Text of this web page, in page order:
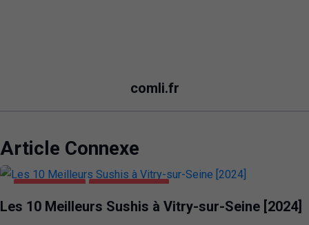
comli.fr
Article Connexe
Les 10 Meilleurs Sushis à Vitry-sur-Seine [2024]